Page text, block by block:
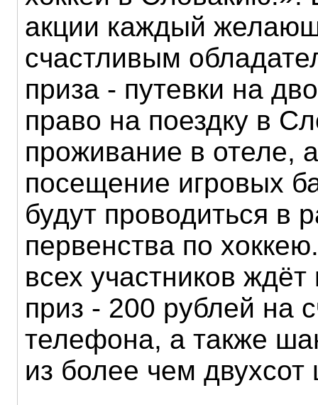
акции каждый
счастливым
приза - путевки на
право на поездку в
проживание в отеле,
посещение игровых
будут проводиться в
первенства по
всех участников
приз - 200 рублей на
телефона, а также
из более чем